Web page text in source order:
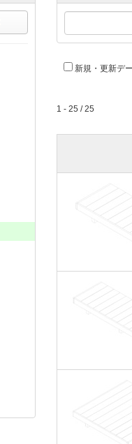
新規・更新デ
1 - 25 / 25